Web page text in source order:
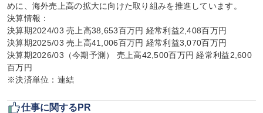
めに、海外売上高の拡大に向けた取り組みを推進しています。
決算情報：
決算期2024/03 売上高38,653百万円 経常利益2,408百万円
決算期2025/03 売上高41,006百万円 経常利益3,070百万円
決算期2026/03（今期予測） 売上高42,500百万円 経常利益2,600
百万円
※決済単位：連結
仕事に関するPR